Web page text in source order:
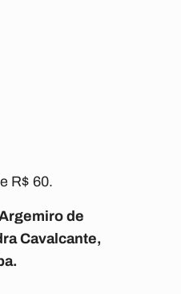
R$ 60.
de
Cavalcante,